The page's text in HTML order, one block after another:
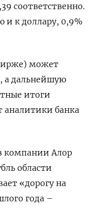
соответственно.
и к доллару, 0,9%
может
а дальнейшую
итоги
аналитики банка
компании Алор
области
«дорогу на
⁠года –